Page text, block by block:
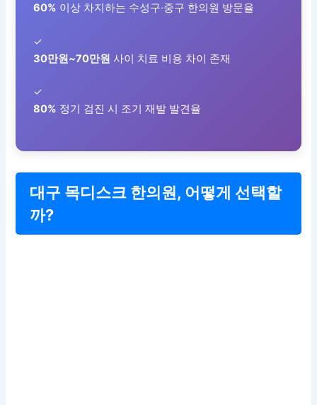
60% 이상 차지하는 수성구·중구 한의원 방문율
✓
30만원~70만원 사이 치료 비용 차이 존재
✓
80% 정기 검진 시 조기 재발 발견율
대구 목디스크 한의원, 어떻게 선택할
까?